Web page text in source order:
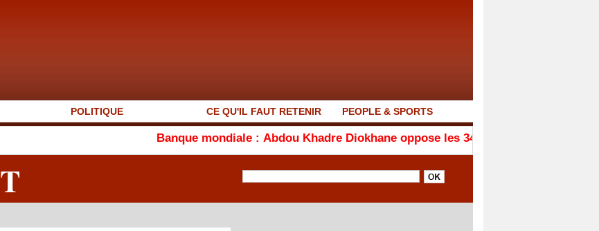
POLITIQUE CE QU'IL FAUT RETENIR PEOPLE & SPORTS
Banque mondiale : Abdou Khadre Diokhane oppose les 340 milliards de dette aux 2 200